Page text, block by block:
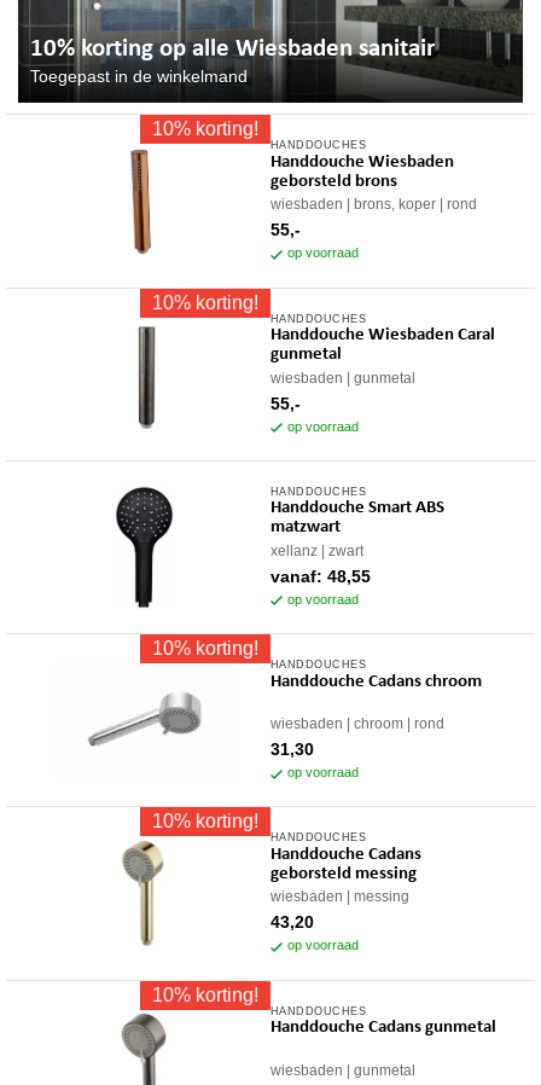
10% korting op alle Wiesbaden sanitair
Toegepast in de winkelmand
10% korting!
HANDDOUCHES
Handdouche Wiesbaden
geborsteld brons
wiesbaden brons, koper rond
55,-
op voorraad
10% korting!
HANDDOUCHES
Handdouche Wiesbaden Caral
gunmetal
wiesbaden gunmetal
55,-
op voorraad
HANDDOUCHES
Handdouche Smart ABS
matzwart
xellanz zwart
vanaf: 48,55
op voorraad
10% korting!
HANDDOUCHES
Handdouche Cadans chroom
wiesbaden chroom rond
31,30
op voorraad
10% korting!
HANDDOUCHES
Handdouche Cadans
geborsteld messing
wiesbaden messing
43,20
op voorraad
10% korting!
HANDDOUCHES
Handdouche Cadans gunmetal
wiesbaden gunmetal